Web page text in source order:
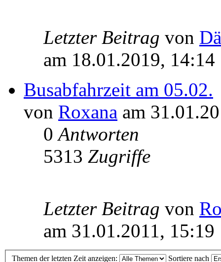
Letzter Beitrag von
am 18.01.2019, 14:14
Busabfahrzeit am 05.02.
von Roxana am
0Antworten
5313 Zugriffe
Letzter Beitrag von
am 31.01.2011, 15:19
Themen der letzten Zeit anzeigen: Sortiere nach